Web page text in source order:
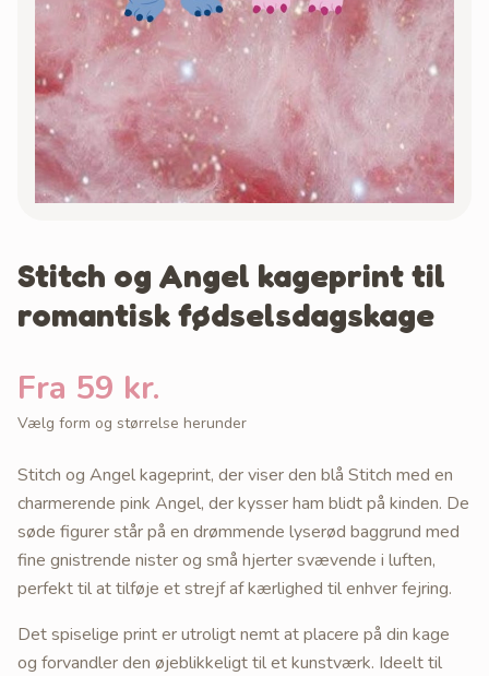
Stitch og Angel kageprint til
romantisk fødselsdagskage
Fra 59 kr.
Vælg form og størrelse herunder
Stitch og Angel kageprint, der viser den blå Stitch med en
charmerende pink Angel, der kysser ham blidt på kinden. De
søde figurer står på en drømmende lyserød baggrund med
fine gnistrende nister og små hjerter svævende i luften,
perfekt til at tilføje et strejf af kærlighed til enhver fejring.
Det spiselige print er utroligt nemt at placere på din kage
og forvandler den øjeblikkeligt til et kunstværk. Ideelt til